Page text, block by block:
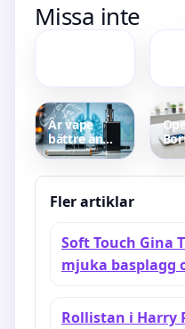
Missa inte
Speed
Payback –
Är vape
bättre än
cigg? Risker
från
forskningen
Fler artiklar
Soft Touch Gina
mjuka basplagg
Rollistan i Harry